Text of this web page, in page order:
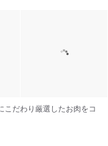
こだわり厳選したお肉をコ